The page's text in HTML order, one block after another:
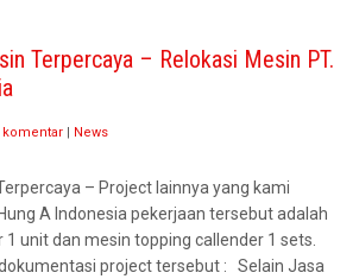
Terpercaya – Relokasi Mesin PT.
komentar News
– Project lainnya yang kami
A Indonesia pekerjaan tersebut adalah
unit dan mesin topping callender 1 sets.
project tersebut : Selain Jasa